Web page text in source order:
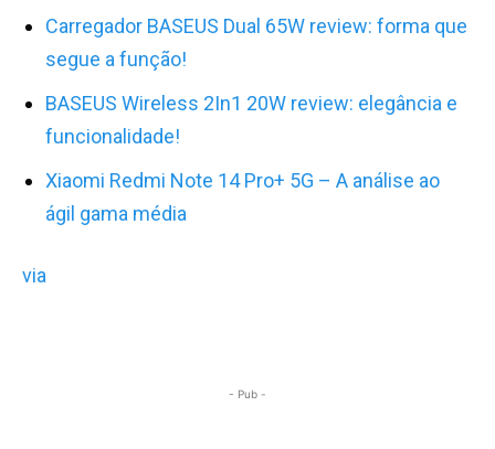
Carregador BASEUS Dual 65W review: forma que
segue a função!
BASEUS Wireless 2In1 20W review: elegância e
funcionalidade!
Xiaomi Redmi Note 14 Pro+ 5G – A análise ao
ágil gama média
via
- Pub -